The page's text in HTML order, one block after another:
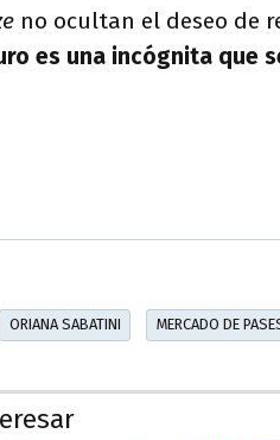
no ocultan el deseo de
es una incógnita que
ORIANA SABATINI MERCADO DE